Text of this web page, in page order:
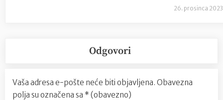
26. prosinca 2023
Odgovori
Vaša adresa e-pošte neće biti objavljena. Obavezna
polja su označena sa * (obavezno)